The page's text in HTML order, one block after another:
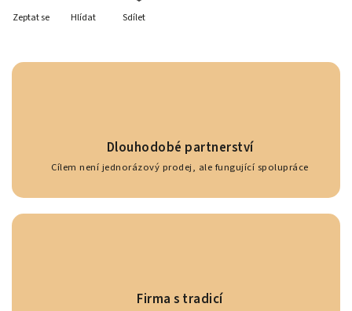
Zeptat se Hlídat Sdílet
Dlouhodobé partnerství
Cílem není jednorázový prodej, ale fungující spolupráce
Firma s tradicí